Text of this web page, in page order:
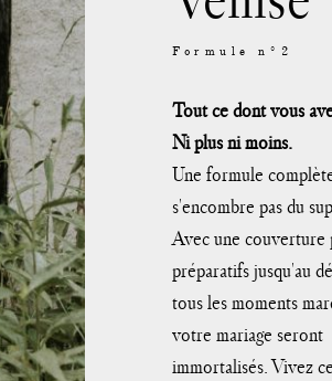
Formule n°2
Tout ce dont vous
Ni plus ni moins.
Une formule
s'encombre pas du
Avec une couverture
préparatifs jusqu'au
tous les moments
votre mariage seront
immortalisés. Vivez